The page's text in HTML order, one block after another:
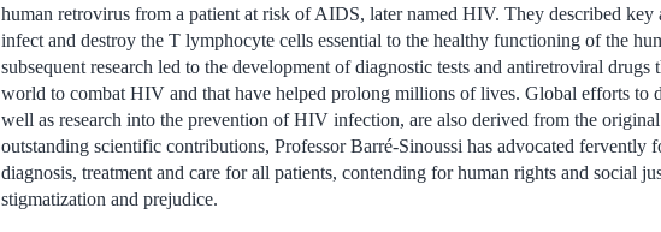
human retrovirus from a patient at risk of AIDS, later named HIV. They described key
infect and destroy the T lymphocyte cells essential to the healthy functioning of the
subsequent research led to the development of diagnostic tests and antiretroviral drugs
world to combat HIV and that have helped prolong millions of lives. Global efforts to
well as research into the prevention of HIV infection, are also derived from the
outstanding scientific contributions, Professor Barré-Sinoussi has advocated fervently
diagnosis, treatment and care for all patients, contending for human rights and social
stigmatization and prejudice.